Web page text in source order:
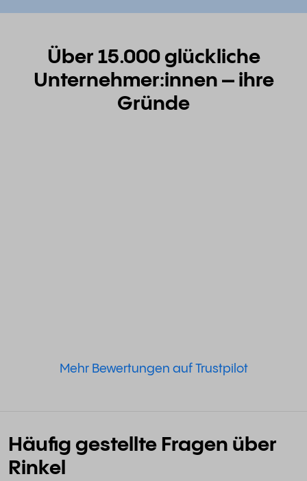
Über 15.000 glückliche
Unternehmer:innen – ihre
Gründe
Mehr Bewertungen auf Trustpilot
Häufig gestellte Fragen über
Rinkel